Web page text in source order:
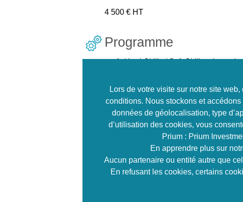
4 500 € HT
Programme
Hard-Skills / Soft-Skills : de quoi
Les 13 grandes thématiques de
Quotient Emotionnel
Créer un « Référentiel Soft-Skills
Les « Soft-Skills » : quels enjeux
commercial ?
Développer les compétences
ses collaborateurs, les outils clés
Encourager le lâcher prise,
une relation interne exemplaire
Lors de votre visite sur notre site
conditions. Nous stockons et
données de géolocalisation, type
d’utilisation des cookies, vous
Prium : Prium
En apprendre plus sur
Aucun partenaire ou entité autre que
En refusant les cookies, certains